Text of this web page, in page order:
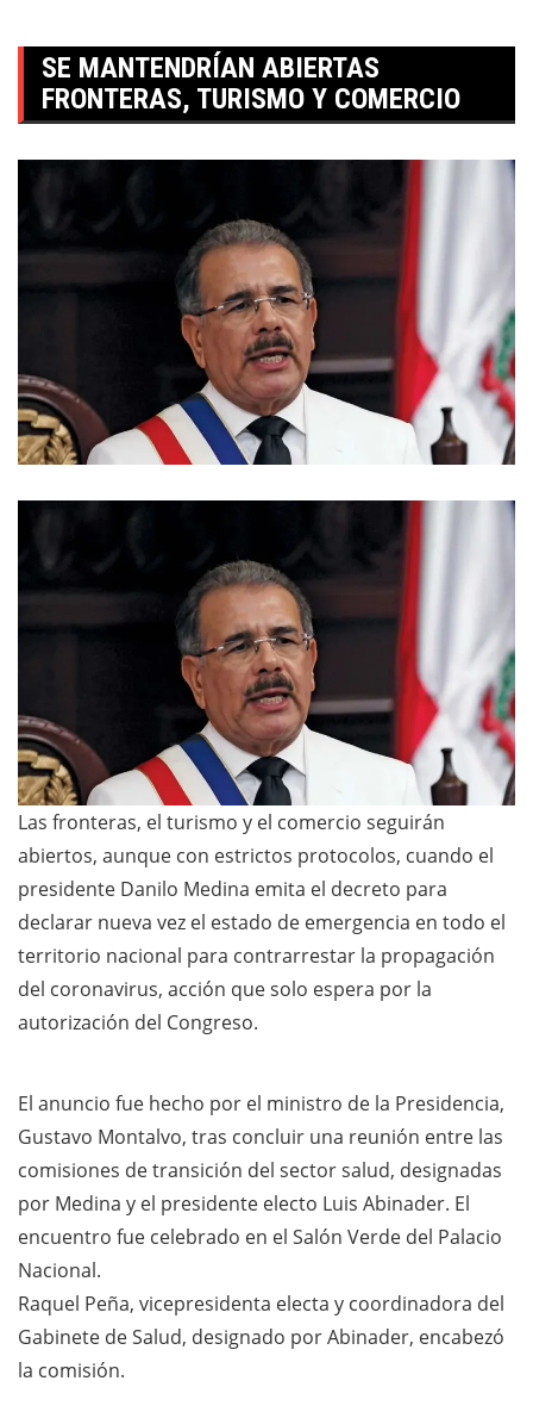
SE MANTENDRÍAN ABIERTAS
FRONTERAS, TURISMO Y COMERCIO
Las fronteras, el turismo y el comercio seguirán
abiertos, aunque con estrictos protocolos, cuando el
presidente Danilo Medina emita el decreto para
declarar nueva vez el estado de emergencia en todo el
territorio nacional para contrarrestar la propagación
del coronavirus, acción que solo espera por la
autorización del Congreso.
El anuncio fue hecho por el ministro de la Presidencia,
Gustavo Montalvo, tras concluir una reunión entre las
comisiones de transición del sector salud, designadas
por Medina y el presidente electo Luis Abinader. El
encuentro fue celebrado en el Salón Verde del Palacio
Nacional.
Raquel Peña, vicepresidenta electa y coordinadora del
Gabinete de Salud, designado por Abinader, encabezó
la comisión.